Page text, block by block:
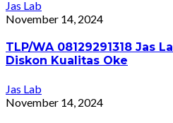
Jas Lab
November 14, 2024
TLP/WA 08129291318 Jas
Diskon Kualitas Oke
Jas Lab
November 14, 2024